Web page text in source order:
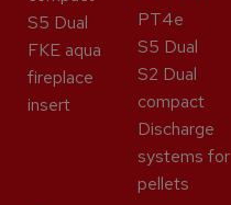
S5 Dual
FKE aqua
fireplace
insert
PT4e
S5 Dual
S2 Dual
compact
Discharge
systems for
pellets